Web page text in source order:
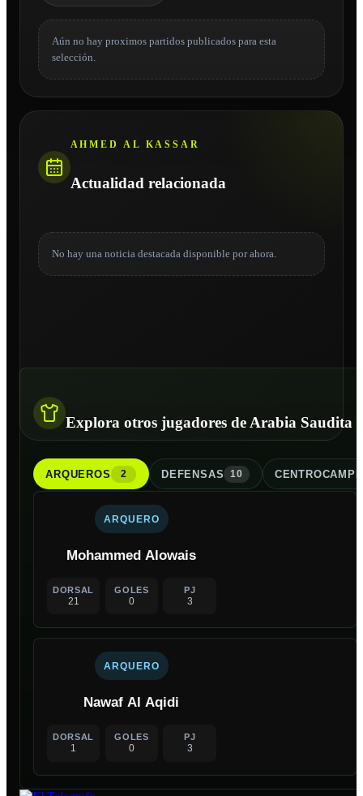
Aún no hay proximos partidos publicados para esta
selección.
AHMED AL KASSAR
Actualidad relacionada
No hay una noticia destacada disponible por ahora.
Explora otros jugadores de Arabia Saudita
ARQUEROS 2 DEFENSAS 10
ARQUERO
Mohammed Alowais
DORSAL
21
GOLES
0
PJ
3
ARQUERO
Nawaf Al Aqidi
DORSAL
1
GOLES
0
PJ
3